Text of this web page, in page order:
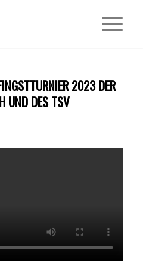
2023 DER
UND DES TSV